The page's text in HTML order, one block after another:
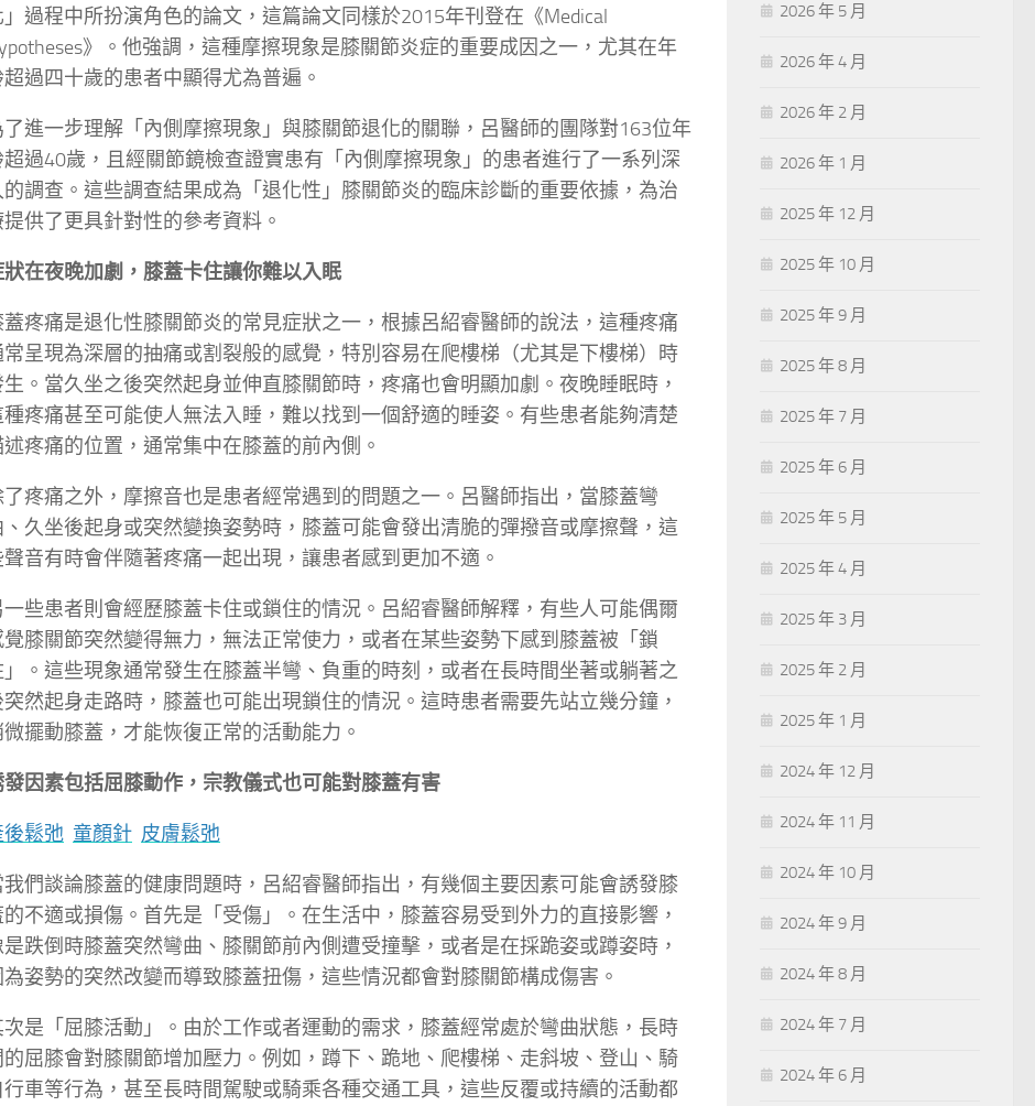
過程中所扮演角色的論文，這篇論文同樣於2015年刊登在《Medical
》。他強調，這種摩擦現象是膝關節炎症的重要成因之一，尤其在年
過四十歲的患者中顯得尤為普遍。
了進一步理解「內側摩擦現象」與膝關節退化的關聯，呂醫師的團隊對163位年
超過40歲，且經關節鏡檢查證實患有「內側摩擦現象」的患者進行了一系列深
的調查。這些調查結果成為「退化性」膝關節炎的臨床診斷的重要依據，為治
供了更具針對性的參考資料。
狀在夜晚加劇，膝蓋卡住讓你難以入眠
蓋疼痛是退化性膝關節炎的常見症狀之一，根據呂紹睿醫師的說法，這種疼痛
常呈現為深層的抽痛或割裂般的感覺，特別容易在爬樓梯（尤其是下樓梯）時
。當久坐之後突然起身並伸直膝關節時，疼痛也會明顯加劇。夜晚睡眠時，
種疼痛甚至可能使人無法入睡，難以找到一個舒適的睡姿。有些患者能夠清楚
疼痛的位置，通常集中在膝蓋的前內側。
了疼痛之外，摩擦音也是患者經常遇到的問題之一。呂醫師指出，當膝蓋彎
、久坐後起身或突然變換姿勢時，膝蓋可能會發出清脆的彈撥音或摩擦聲，這
音有時會伴隨著疼痛一起出現，讓患者感到更加不適。
一些患者則會經歷膝蓋卡住或鎖住的情況。呂紹睿醫師解釋，有些人可能偶爾
覺膝關節突然變得無力，無法正常使力，或者在某些姿勢下感到膝蓋被「鎖
」。這些現象通常發生在膝蓋半彎、負重的時刻，或者在長時間坐著或躺著之
然起身走路時，膝蓋也可能出現鎖住的情況。這時患者需要先站立幾分鐘，
擺動膝蓋，才能恢復正常的活動能力。
發因素包括屈膝動作，宗教儀式也可能對膝蓋有害
後鬆弛 童顏針 皮膚鬆弛
我們談論膝蓋的健康問題時，呂紹睿醫師指出，有幾個主要因素可能會誘發膝
的不適或損傷。首先是「受傷」。在生活中，膝蓋容易受到外力的直接影響，
跌倒時膝蓋突然彎曲、膝關節前內側遭受撞擊，或者是在採跪姿或蹲姿時，
為姿勢的突然改變而導致膝蓋扭傷，這些情況都會對膝關節構成傷害。
次是「屈膝活動」。由於工作或者運動的需求，膝蓋經常處於彎曲狀態，長時
的屈膝會對膝關節增加壓力。例如，蹲下、跪地、爬樓梯、走斜坡、登山、騎
行車等行為，甚至長時間駕駛或騎乘各種交通工具，這些反覆或持續的活動都
2026 年 5 月
2026 年 4 月
2026 年 2 月
2026 年 1 月
2025 年 12 月
2025 年 10 月
2025 年 9 月
2025 年 8 月
2025 年 7 月
2025 年 6 月
2025 年 5 月
2025 年 4 月
2025 年 3 月
2025 年 2 月
2025 年 1 月
2024 年 12 月
2024 年 11 月
2024 年 10 月
2024 年 9 月
2024 年 8 月
2024 年 7 月
2024 年 6 月